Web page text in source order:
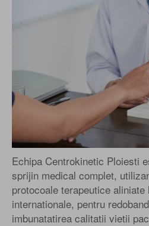
DR. RENATA
Medic specialist
Echipa Centrokinetic Ploiesti
sprijin medical complet,
protocoale terapeutice aliniate
internationale, pentru
imbunatatirea calitatii vietii